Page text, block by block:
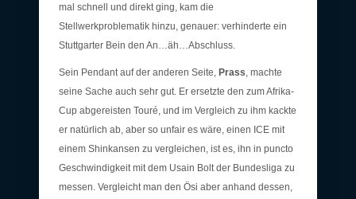
mal schnell und direkt ging, kam die
Stellwerkproblematik hinzu, genauer: verhinderte ein
Stuttgarter Bein den An…äh…Abschluss.
Sein Pendant auf der anderen Seite, Prass, machte
seine Sache auch sehr gut. Er ersetzte den zum Afrika-
Cup abgereisten Touré, und im Vergleich zu ihm kackte
er natürlich ab, aber so unfair es wäre, einen ICE mit
einem Shinkansen zu vergleichen, ist es, ihn in puncto
Geschwindigkeit mit dem Usain Bolt der Bundesliga zu
messen. Vergleicht man den Ösi aber anhand dessen,